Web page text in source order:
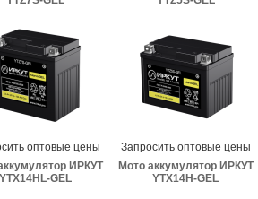
оптовые цены Запросить оптовые цены
ИРКУТ
YTX14HL-GEL
Мото аккумулятор ИРКУТ
YTX14H-GEL